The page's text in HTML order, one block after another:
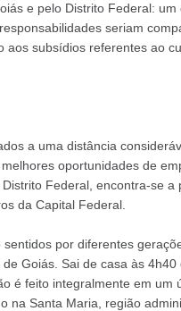
e pelo Distrito Federal:
seriam
aos subsídios referentes ao
a uma distância
oportunidades de
Federal, encontra-se
da Capital Federal.
por diferentes
Goiás. Sai de casa às 4h40
é feito integralmente em um
na Santa Maria, região